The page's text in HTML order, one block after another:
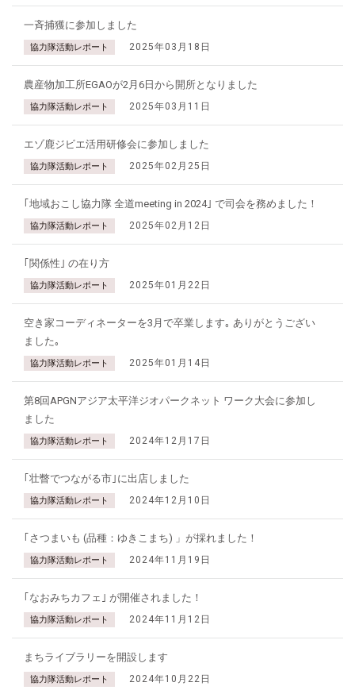
一斉捕獲に参加しました
協力隊活動レポート 2025年03月18日
農産物加工所EGAOが2月6日から開所となりました
協力隊活動レポート 2025年03月11日
エゾ鹿ジビエ活用研修会に参加しました
協力隊活動レポート 2025年02月25日
｢地域おこし協力隊 全道meeting in 2024｣ で司会を務めました！
協力隊活動レポート 2025年02月12日
｢関係性｣ の在り方
協力隊活動レポート 2025年01月22日
空き家コーディネーターを3月で卒業します｡ ありがとうござい
ました｡
協力隊活動レポート 2025年01月14日
第8回APGNアジア太平洋ジオパークネット ワーク大会に参加し
ました
協力隊活動レポート 2024年12月17日
｢壮瞥でつながる市｣に出店しました
協力隊活動レポート 2024年12月10日
｢さつまいも (品種：ゆきこまち) 」が採れました！
協力隊活動レポート 2024年11月19日
｢なおみちカフェ｣ が開催されました！
協力隊活動レポート 2024年11月12日
まちライブラリーを開設します
協力隊活動レポート 2024年10月22日